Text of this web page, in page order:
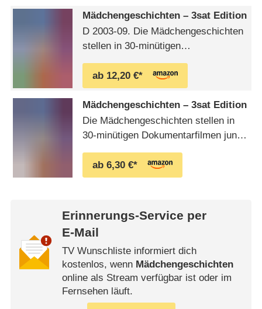
Mädchengeschichten – 3sat Edition
D 2003-09. Die Mädchengeschichten
stellen in 30-minütigen
verschiedenen Kulturkreisen vor:
Adria aus Lettland, aus
Tschetschenien Fatima und aus der
Mongolei Delgermaa. Gezeigt werden
die Lebensentwürfe der jungen
Frauen, aufgezeichnet von
Filmemacherinnen, die …
ab 12,20 €*
Mädchengeschichten – 3sat Edition
Die Mädchengeschichten stellen in
30-minütigen Dokumentarfilmen junge
Kulturkreisen vor: Adria aus Lettland,
aus Tschetschenien Fatima und aus
jungen Frauen, aufgezeichnet von
Filmemacherinnen, die aus den …
ab 6,30 €*
Erinnerungs-Service per
E-Mail
TV Wunschliste informiert dich
kostenlos, wenn Mädchengeschichten
online als Stream verfügbar ist oder im
Fernsehen läuft.